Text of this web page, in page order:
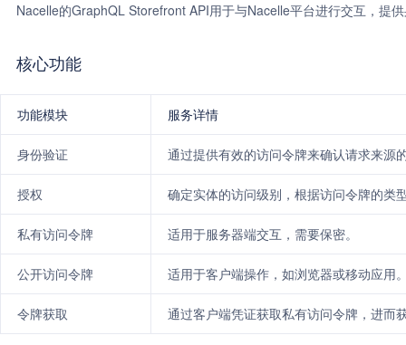
Nacelle的GraphQL Storefront API用于与Nacelle平台进行交互，提
核心功能
功能模块 服务详情
身份验证 通过提供有效的访问令牌来确认请求来源
授权 确定实体的访问级别，根据访问令牌的类
私有访问令牌 适用于服务器端交互，需要保密。
公开访问令牌 适用于客户端操作，如浏览器或移动应用
令牌获取 通过客户端凭证获取私有访问令牌，进而